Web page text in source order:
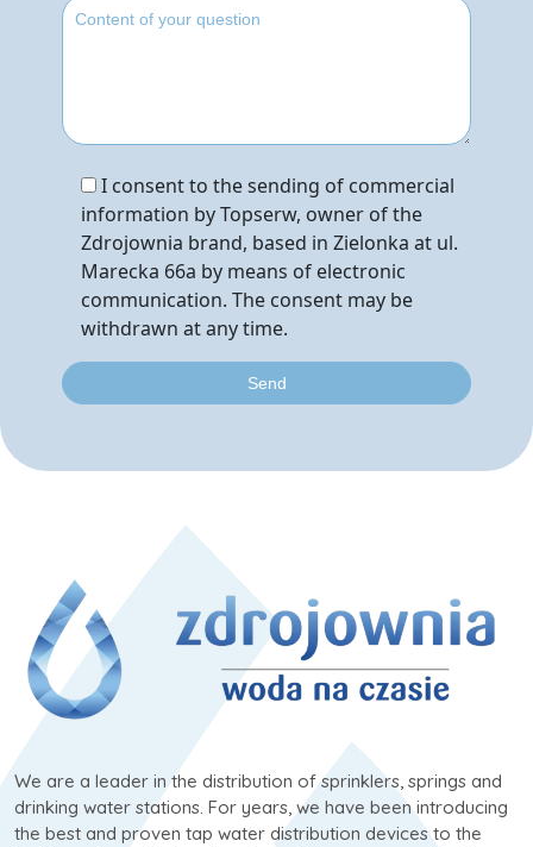
I consent to the sending of commercial
information by Topserw, owner of the
Zdrojownia brand, based in Zielonka at ul.
Marecka 66a by means of electronic
communication. The consent may be
withdrawn at any time.
We are a leader in the distribution of sprinklers, springs and
drinking water stations. For years, we have been introducing
the best and proven tap water distribution devices to the